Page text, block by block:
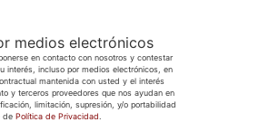
medios electrónicos
en contacto con nosotros y contestar
interés, incluso por medios electrónicos, en
mantenida con usted y el interés
y terceros proveedores que nos ayudan en
limitación, supresión, y/o portabilidad
de Política de Privacidad